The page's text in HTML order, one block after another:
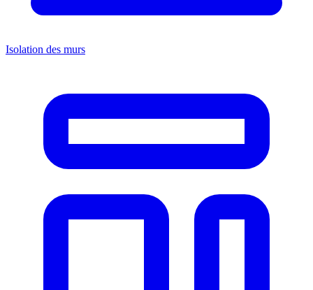
Isolation des murs